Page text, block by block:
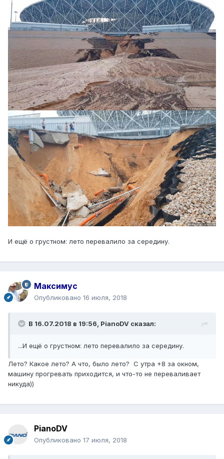
И ещё о грустном: лето перевалило за середину.
Максимус
Опубликовано 16 июля, 2018
В 16.07.2018 в 19:56, PianoDV сказал:
...И ещё о грустном: лето перевалило за середину.
Лето? Какое лето? А что, было лето? С утра +8 за окном,
машину прогревать приходится, и что-то не переваливает
никуда))
PianoDV
Опубликовано 17 июля, 2018